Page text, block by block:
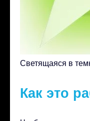
Светящаяся в
Как это